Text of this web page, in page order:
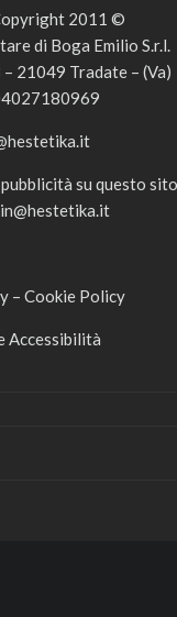
2011 ©
di Boga Emilio S.r.l.
– 21049 Tradate – (Va)
su questo
– Cookie Policy
Accessibilità